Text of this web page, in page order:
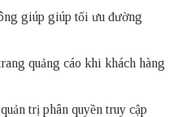
giúp giúp tối ưu đường
quảng cáo khi khách hàng
trị phân quyền truy cập